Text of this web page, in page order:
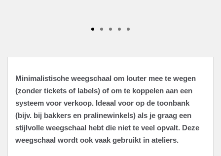
Minimalistische weegschaal om louter mee te wegen
(zonder tickets of labels) of om te koppelen aan een
systeem voor verkoop. Ideaal voor op de toonbank
(bijv. bij bakkers en pralinewinkels) als je graag een
stijlvolle weegschaal hebt die niet te veel opvalt. Deze
weegschaal wordt ook vaak gebruikt in ateliers.